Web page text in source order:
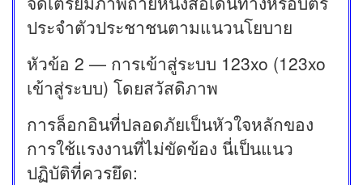
ประจำตัวประชาชนตามแนวนโยบาย
หัวข้อ 2 — การเข้าสู่ระบบ 123xo (123xo
เข้าสู่ระบบ) โดยสวัสดิภาพ
การล็อกอินที่ปลอดภัยเป็นหัวใจหลักของ
การใช้แรงงานที่ไม่ขัดข้อง นี่เป็นแนว
ปฏิบัติที่ควรยึด: